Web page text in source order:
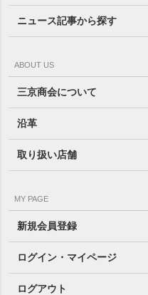
ニュース記事から探す
ABOUT US
三京商会について
沿革
取り扱い店舗
MY PAGE
新規会員登録
ログイン・マイページ
ログアウト